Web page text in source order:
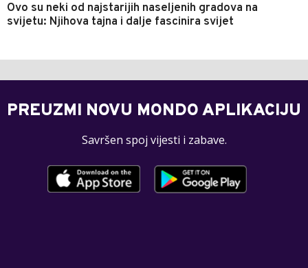
Ovo su neki od najstarijih naseljenih gradova na
svijetu: Njihova tajna i dalje fascinira svijet
PREUZMI NOVU MONDO APLIKACIJU
Savršen spoj vijesti i zabave.